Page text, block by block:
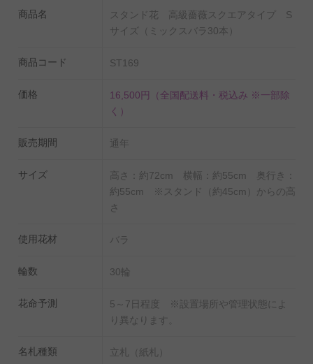
農林水産大臣賞をはじめ、数々の受賞歴がある生産者が
育てた薔薇、最高級品質のローススタンドを送料無料で
国産苗にこだわり、花の大きさ、葉の瑞々しさ、花持ち
誕生日祝い、結婚祝い、発表会祝い、個展祝い、公演祝
薦めのスタンドフラワーです。
商品名
スタンド花 高級薔薇スクエアタイプ S
サイズ（ミックスバラ30本）
商品コード ST169
価格 16,500円
（全国配送料・税込み ※一部除
く）
販売期間 通年
サイズ
高さ：約72cm 横幅：約55cm 奥行き：
約55cm ※スタンド（約45cm）からの高
さ
使用花材 バラ
輪数 30輪
花命予測
5～7日程度 ※設置場所や管理状態によ
り異なります。
名札種類 立札（紙札）